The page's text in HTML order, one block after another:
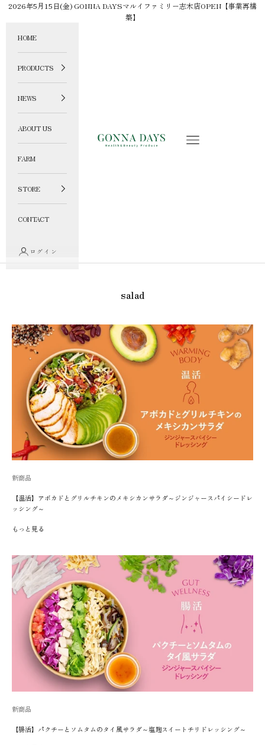
コンテンツへスキップ
2026年5月15日(金) GONNA DAYSマルイファミリー志木店OPEN【事業再構
築】
GONNA DAYS ONLINE STORE メニュー
HOME
PRODUCTS
NEWS
ABOUT US
FARM
STORE
CONTACT
ログイン
salad
新商品
【温活】アボカドとグリルチキンのメキシカンサラダ～ジンジャースパイシードレ
ッシング～
もっと見る
新商品
【腸活】パクチーとソムタムのタイ風サラダ～塩麹スイートチリドレッシング～